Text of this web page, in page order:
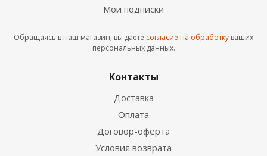
Мои подписки
Обращаясь в наш магазин, вы даете согласие на обработку ваших
персональных данных.
Контакты
Доставка
Оплата
Договор-оферта
Условия возврата